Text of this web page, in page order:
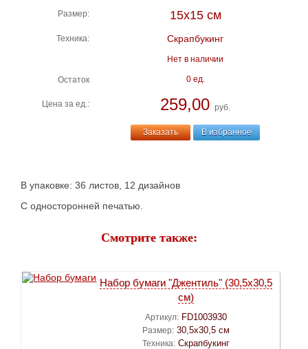
Размер: 15х15 см
Техника: Скрапбукинг
Нет в наличии
Остаток 0 ед.
Цена за ед.: 259,00 руб.
Заказать В избранное
В упаковке: 36 листов, 12 дизайнов
С односторонней печатью.
Смотрите также:
Набор бумаги "Джентиль" (30,5х30,5
см)
Артикул: FD1003930
Размер: 30,5х30,5 см
Техника: Скрапбукинг